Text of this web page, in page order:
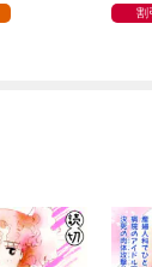
割